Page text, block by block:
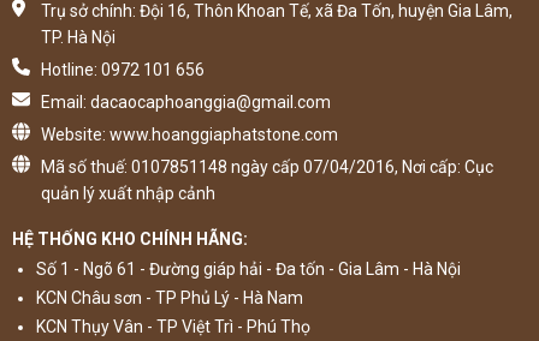
Trụ sở chính: Đội 16, Thôn Khoan Tế, xã Đa Tốn, huyện Gia Lâm,
TP. Hà Nội
Hotline: 0972 101 656
Email: dacaocaphoanggia@gmail.com
Website: www.hoanggiaphatstone.com
Mã số thuế: 0107851148 ngày cấp 07/04/2016, Nơi cấp: Cục
quản lý xuất nhập cảnh
HỆ THỐNG KHO CHÍNH HÃNG:
Số 1 - Ngõ 61 - Đường giáp hải - Đa tốn - Gia Lâm - Hà Nội
KCN Châu sơn - TP Phủ Lý - Hà Nam
KCN Thụy Vân - TP Việt Trì - Phú Thọ